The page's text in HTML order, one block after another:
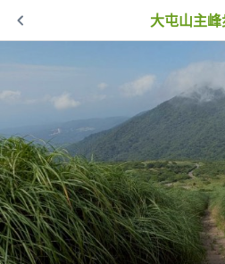
大屯山主